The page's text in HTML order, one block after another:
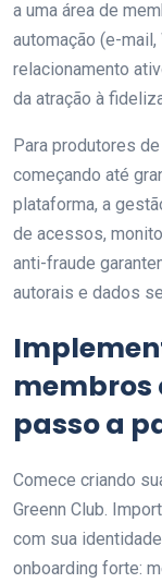
a uma área de
automação (e-
relacionamento
da atração à
Para produtores
começando até
plataforma, a
de acessos,
anti-fraude
autorais e dados
passo a
Comece criando
Greenn Club.
com sua
onboarding forte: